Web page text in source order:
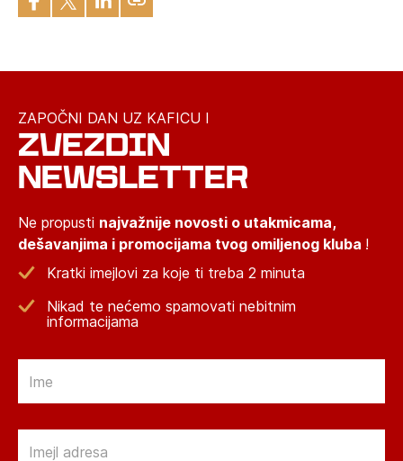
ZAPOČNI DAN UZ KAFICU I
ZVEZDIN
NEWSLETTER
Ne propusti najvažnije novosti o utakmicama,
dešavanjima i promocijama tvog omiljenog kluba !
Kratki imejlovi za koje ti treba 2 minuta
Nikad te nećemo spamovati nebitnim
informacijama